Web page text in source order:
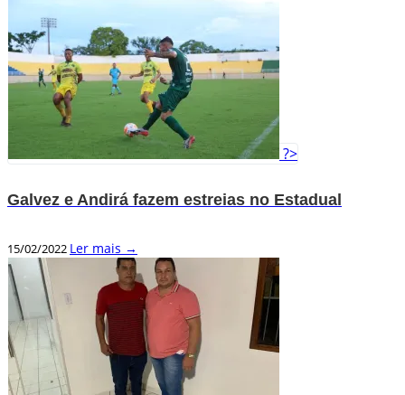
?>
Galvez e Andirá fazem estreias no Estadual
15/02/2022 Ler mais →